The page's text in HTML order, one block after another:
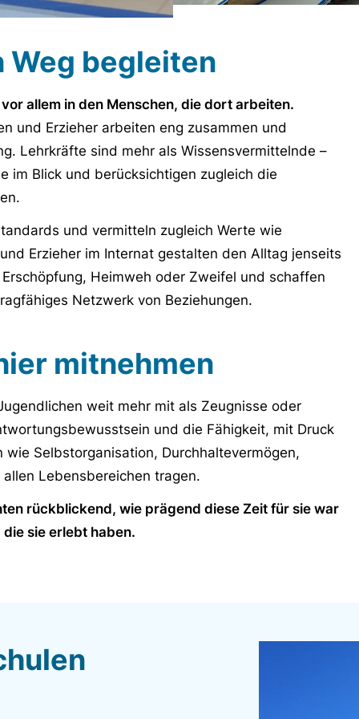
Weg begleiten
allem in den Menschen, die dort arbeiten.
und Erzieher arbeiten eng zusammen und
Lehrkräfte sind mehr als Wissensvermittelnde –
im Blick und berücksichtigen zugleich die
und vermitteln zugleich Werte wie
Erzieher im Internat gestalten den Alltag jenseits
Heimweh oder Zweifel und schaffen
Netzwerk von Beziehungen.
mitnehmen
weit mehr mit als Zeugnisse oder
und die Fähigkeit, mit Druck
Selbstorganisation, Durchhaltevermögen,
Lebensbereichen tragen.
rückblickend, wie prägend diese Zeit für sie war
sie erlebt haben.